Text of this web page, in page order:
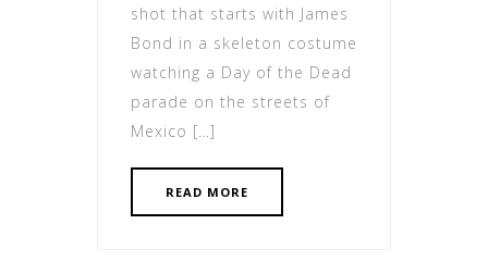
shot that starts with James
Bond in a skeleton costume
watching a Day of the Dead
parade on the streets of
Mexico […]
READ MORE